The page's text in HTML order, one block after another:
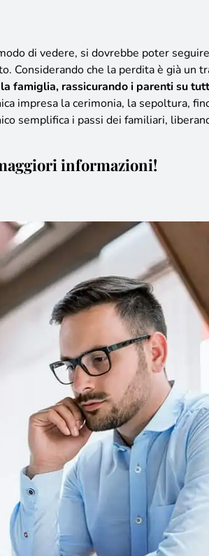
di vedere, si dovrebbe poter
. Considerando che la perdita è già un
famiglia, rassicurando i parenti su
impresa la cerimonia, la sepoltura,
semplifica i passi dei familiari,
informazioni!